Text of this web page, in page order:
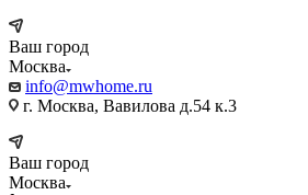
Ваш город
Москва
info@mwhome.ru
г. Москва, Вавилова д.54 к.3
Ваш город
Москва